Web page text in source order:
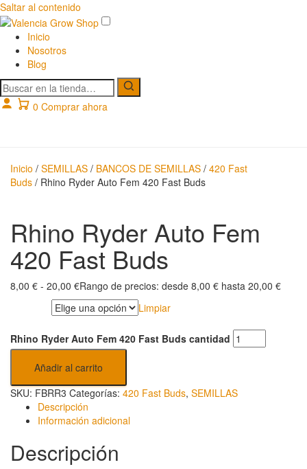
Saltar al contenido
Inicio
Nosotros
Blog
Buscar
productos
0 Comprar ahora
Inicio / SEMILLAS / BANCOS DE SEMILLAS / 420 Fast
Buds / Rhino Ryder Auto Fem 420 Fast Buds
Rhino Ryder Auto Fem
420 Fast Buds
8,00 € - 20,00 €Rango de precios: desde 8,00 € hasta 20,00 €
Limpiar
Rhino Ryder Auto Fem 420 Fast Buds cantidad
Añadir al carrito
SKU: FBRR3 Categorías: 420 Fast Buds, SEMILLAS
Descripción
Información adicional
Descripción